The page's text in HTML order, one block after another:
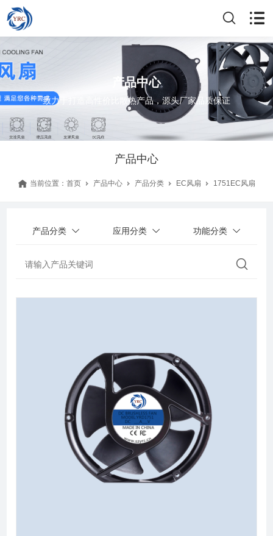
产品中心
致力于打造高性价比散热产品，源头厂家品质保证
产品中心
当前位置： 首页 产品中心 产品分类 EC风扇 1751EC风扇
产品分类 应用分类 功能分类